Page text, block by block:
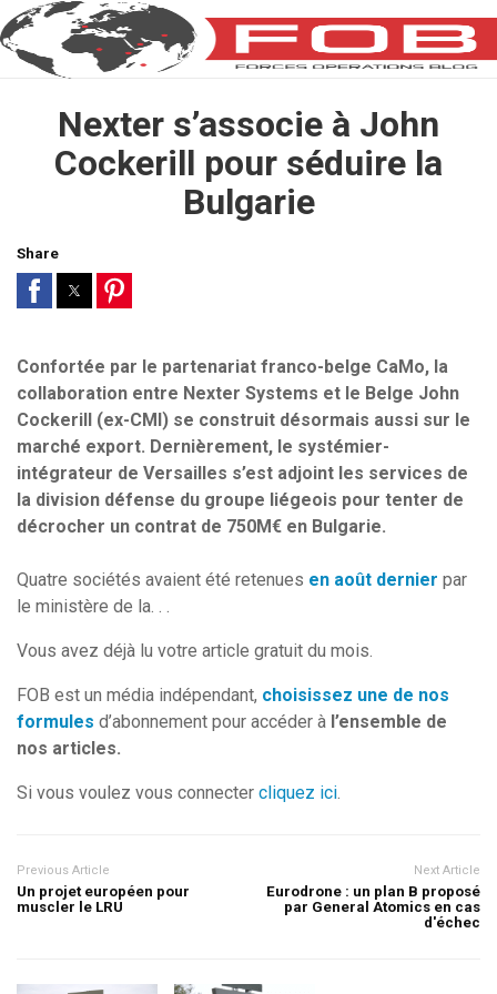
Nexter s’associe à John
Cockerill pour séduire la
Bulgarie
Share
Confortée par le partenariat franco-belge CaMo, la
collaboration entre Nexter Systems et le Belge John
Cockerill (ex-CMI) se construit désormais aussi sur le
marché export. Dernièrement, le systémier-
intégrateur de Versailles s’est adjoint les services de
la division défense du groupe liégeois pour tenter de
décrocher un contrat de 750M€ en Bulgarie.
Quatre sociétés avaient été retenues en août dernier par
le ministère de la. . .
Vous avez déjà lu votre article gratuit du mois.
FOB est un média indépendant, choisissez une de nos
formules d’abonnement pour accéder à l’ensemble de
nos articles.
Si vous voulez vous connecter cliquez ici.
Previous Article
Un projet européen pour
muscler le LRU
Next Article
Eurodrone : un plan B proposé
par General Atomics en cas
d'échec